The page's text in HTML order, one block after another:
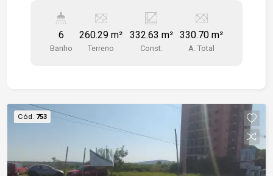
em corredor de comércios e serviços com
estacionamento. Terreno de 260,29 m2 e área
construída de 330,70m2. O imóvel oferece vagas
com 02 banheiros acessíveis, copa e cobertura
com banheiro, copa e terraço. No segundo andar
ainda podemos considerar tem um terraço
descoberto de 100m2, que pode ser usado como
um rooftop. Possui escada para acesso a todos
6
Banho
260.29 m²
Terreno
332.63 m²
Const.
330.70 m²
A. Total
Cód. 753